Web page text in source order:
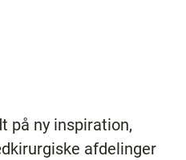
på ny inspiration,
afdelinger